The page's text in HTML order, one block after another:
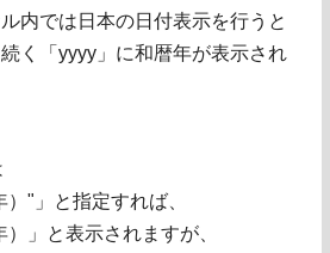
内では日本の日付表示を行うと
く「yyyy」に和暦年が表示され
）"」と指定すれば、
）」と表示されますが、